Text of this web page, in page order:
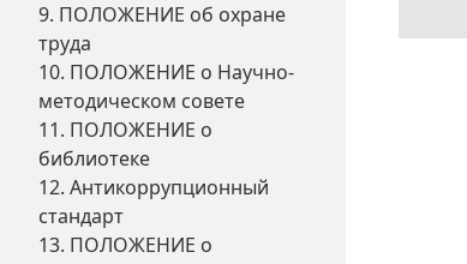
9. ПОЛОЖЕНИЕ об охране
труда
10. ПОЛОЖЕНИЕ о Научно-
методическом совете
11. ПОЛОЖЕНИЕ о
библиотеке
12. Антикоррупционный
стандарт
13. ПОЛОЖЕНИЕ о